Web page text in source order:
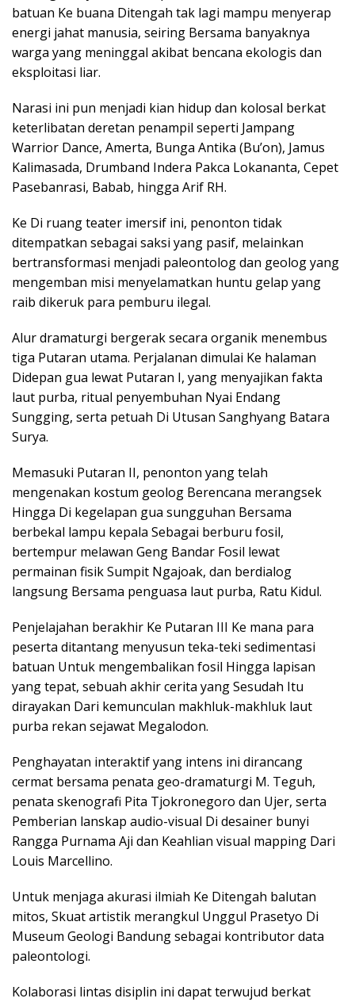
batuan Ke buana Ditengah tak lagi mampu menyerap
energi jahat manusia, seiring Bersama banyaknya
warga yang meninggal akibat bencana ekologis dan
eksploitasi liar.
Narasi ini pun menjadi kian hidup dan kolosal berkat
keterlibatan deretan penampil seperti Jampang
Warrior Dance, Amerta, Bunga Antika (Bu’on), Jamus
Kalimasada, Drumband Indera Pakca Lokananta, Cepet
Pasebanrasi, Babab, hingga Arif RH.
Ke Di ruang teater imersif ini, penonton tidak
ditempatkan sebagai saksi yang pasif, melainkan
bertransformasi menjadi paleontolog dan geolog yang
mengemban misi menyelamatkan huntu gelap yang
raib dikeruk para pemburu ilegal.
Alur dramaturgi bergerak secara organik menembus
tiga Putaran utama. Perjalanan dimulai Ke halaman
Didepan gua lewat Putaran I, yang menyajikan fakta
laut purba, ritual penyembuhan Nyai Endang
Sungging, serta petuah Di Utusan Sanghyang Batara
Surya.
Memasuki Putaran II, penonton yang telah
mengenakan kostum geolog Berencana merangsek
Hingga Di kegelapan gua sungguhan Bersama
berbekal lampu kepala Sebagai berburu fosil,
bertempur melawan Geng Bandar Fosil lewat
permainan fisik Sumpit Ngajoak, dan berdialog
langsung Bersama penguasa laut purba, Ratu Kidul.
Penjelajahan berakhir Ke Putaran III Ke mana para
peserta ditantang menyusun teka-teki sedimentasi
batuan Untuk mengembalikan fosil Hingga lapisan
yang tepat, sebuah akhir cerita yang Sesudah Itu
dirayakan Dari kemunculan makhluk-makhluk laut
purba rekan sejawat Megalodon.
Penghayatan interaktif yang intens ini dirancang
cermat bersama penata geo-dramaturgi M. Teguh,
penata skenografi Pita Tjokronegoro dan Ujer, serta
Pemberian lanskap audio-visual Di desainer bunyi
Rangga Purnama Aji dan Keahlian visual mapping Dari
Louis Marcellino.
Untuk menjaga akurasi ilmiah Ke Ditengah balutan
mitos, Skuat artistik merangkul Unggul Prasetyo Di
Museum Geologi Bandung sebagai kontributor data
paleontologi.
Kolaborasi lintas disiplin ini dapat terwujud berkat